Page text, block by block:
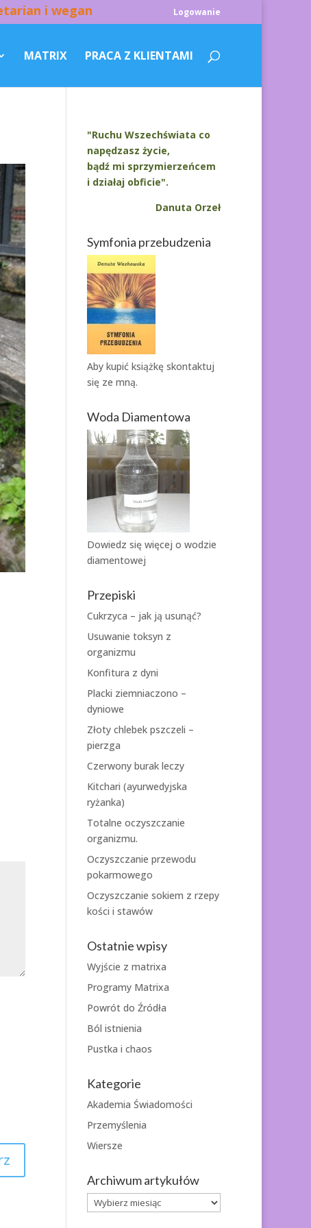
i wegan Logowanie
MATRIX PRACA Z KLIENTAMI
"Ruchu Wszechświata co
napędzasz życie,
bądź mi sprzymierzeńcem
i działaj obficie".
Danuta Orzeł
Symfonia przebudzenia
Aby kupić książkę skontaktuj
się ze mną.
Woda Diamentowa
Dowiedz się więcej o wodzie
diamentowej
Przepiski
Cukrzyca – jak ją usunąć?
Usuwanie toksyn z
organizmu
Konfitura z dyni
Placki ziemniaczono –
dyniowe
Złoty chlebek pszczeli –
pierzga
Czerwony burak leczy
Kitchari (ayurwedyjska
ryżanka)
Totalne oczyszczanie
organizmu.
Oczyszczanie przewodu
pokarmowego
Oczyszczanie sokiem z rzepy
kości i stawów
Ostatnie wpisy
Wyjście z matrixa
Programy Matrixa
Powrót do Źródła
Ból istnienia
Pustka i chaos
Kategorie
Akademia Świadomości
Przemyślenia
Wiersze
Archiwum artykułów
Archiwum
artykułów